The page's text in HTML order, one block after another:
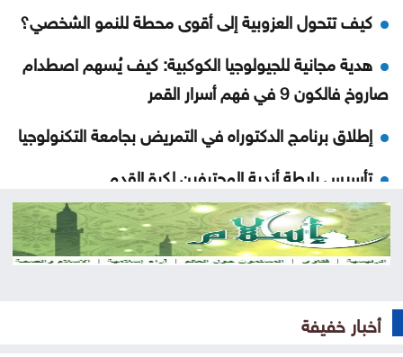
كيف تتحول العزوبية إلى أقوى محطة للنمو الشخصي؟
هدية مجانية للجيولوجيا الكوكبية: كيف يُسهم اصطدام
صاروخ فالكون 9 في فهم أسرار القمر
إطلاق برنامج الدكتوراه في التمريض بجامعة التكنولوجيا
تأسيس رابطة أندية المحترفين لكرة القدم
122 موقعاً مزيفاً تنتحل مؤسسات أردنية .. تقرير رسمي
يكشف أخطر أبواب الاختراق
كيف يصيغ قانون العفو العام معادلة السلم المجتمعي
أخبار خفيفة